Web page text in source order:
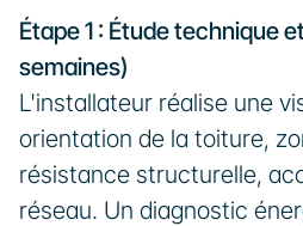
Étape 1 : Étude technique
semaines)
L'installateur réalise une
orientation de la toiture,
résistance structurelle,
réseau. Un diagnostic